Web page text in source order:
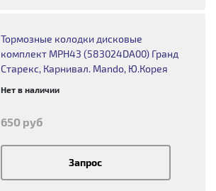
Тормозные колодки дисковые
комплект MPH43 (583024DA00) Гранд
Старекс, Карнивал. Mando, Ю.Корея
Нет в наличии
650 руб
Запрос